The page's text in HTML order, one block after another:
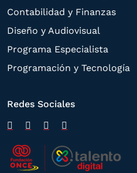
Contabilidad y Finanzas
Diseño y Audiovisual
Programa Especialista
Programación y Tecnología
Redes Sociales